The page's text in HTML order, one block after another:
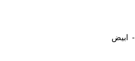
- ابيض